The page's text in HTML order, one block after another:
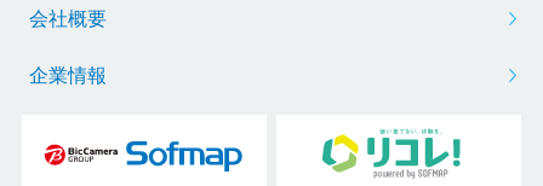
会社概要
企業情報